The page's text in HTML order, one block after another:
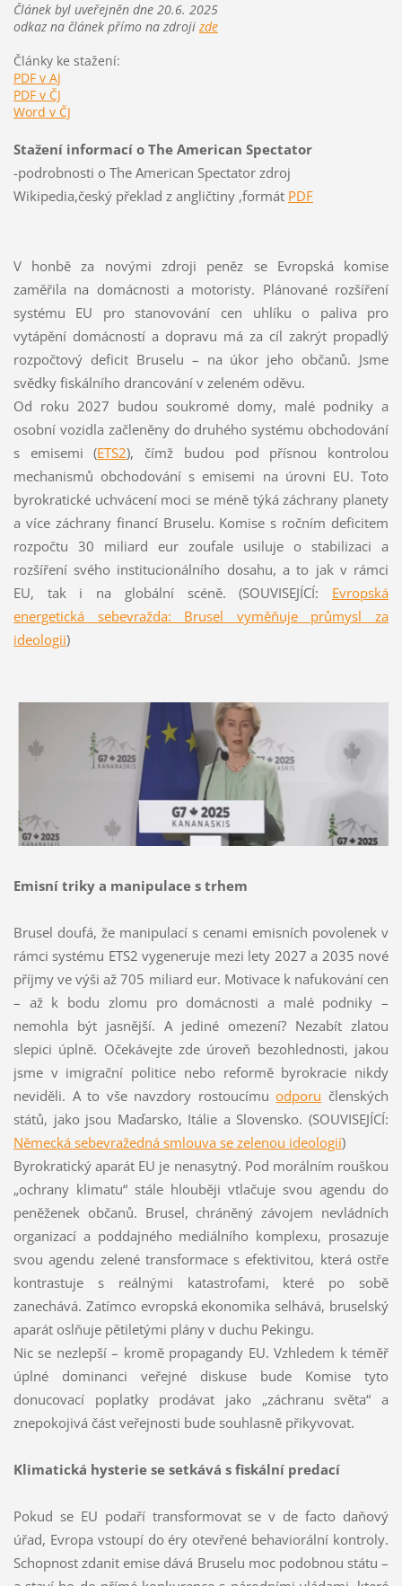
Článek byl uveřejněn dne 20.6. 2025
odkaz na článek přímo na zdrojizde
Články ke stažení:
PDF v AJ
PDF v ČJ
Word v ČJ
Stažení informací o The American Spectator
-podrobnosti o The American Spectator zdroj
Wikipedia,český překlad z angličtiny ,formát PDF
V honbě za novými zdroji peněz se Evropská komise
zaměřila na domácnosti a motoristy. Plánované rozšíření
systému EU pro stanovování cen uhlíku o paliva pro
vytápění domácností a dopravu má za cíl zakrýt propadlý
rozpočtový deficit Bruselu – na úkor jeho občanů. Jsme
svědky fiskálního drancování v zeleném oděvu.
Od roku 2027 budou soukromé domy, malé podniky a
osobní vozidla začleněny do druhého systému obchodování
s emisemi (ETS2), čímž budou pod přísnou kontrolou
mechanismů obchodování s emisemi na úrovni EU. Toto
byrokratické uchvácení moci se méně týká záchrany planety
a více záchrany financí Bruselu. Komise s ročním deficitem
rozpočtu 30 miliard eur zoufale usiluje o stabilizaci a
rozšíření svého institucionálního dosahu, a to jak v rámci
EU, tak i na globální scéně. (SOUVISEJÍCÍ: Evropská
energetická sebevražda: Brusel vyměňuje průmysl za
ideologii)
Emisní triky a manipulace s trhem
Brusel doufá, že manipulací s cenami emisních povolenek v
rámci systému ETS2 vygeneruje mezi lety 2027 a 2035 nové
příjmy ve výši až 705 miliard eur. Motivace k nafukování cen
– až k bodu zlomu pro domácnosti a malé podniky –
nemohla být jasnější. A jediné omezení? Nezabít zlatou
slepici úplně. Očekávejte zde úroveň bezohlednosti, jakou
jsme v imigrační politice nebo reformě byrokracie nikdy
neviděli. A to vše navzdory rostoucímuodporu členských
států, jako jsou Maďarsko, Itálie a Slovensko. (SOUVISEJÍCÍ:
Německá sebevražedná smlouva se zelenou ideologií)
Byrokratický aparát EU je nenasytný. Pod morálním rouškou
„ochrany klimatu“ stále hlouběji vtlačuje svou agendu do
peněženek občanů. Brusel, chráněný závojem nevládních
organizací a poddajného mediálního komplexu, prosazuje
svou agendu zelené transformace s efektivitou, která ostře
kontrastuje s reálnými katastrofami, které po sobě
zanechává. Zatímco evropská ekonomika selhává, bruselský
aparát oslňuje pětiletými plány v duchu Pekingu.
Nic se nezlepší – kromě propagandy EU. Vzhledem k téměř
úplné dominanci veřejné diskuse bude Komise tyto
donucovací poplatky prodávat jako „záchranu světa“ a
znepokojivá část veřejnosti bude souhlasně přikyvovat.
Klimatická hysterie se setkává s fiskální predací
Pokud se EU podaří transformovat se v de facto daňový
úřad, Evropa vstoupí do éry otevřené behaviorální kontroly.
Schopnost zdanit emise dává Bruselu moc podobnou státu –